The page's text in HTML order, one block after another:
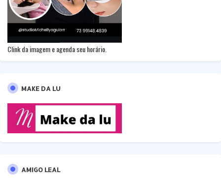
Clink da imagem e agenda seu horário.
MAKE DA LU
AMIGO LEAL